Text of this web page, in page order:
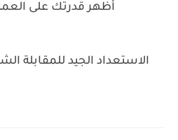
أظهر قدرتك على
الاستعداد الجيد للمقابلة